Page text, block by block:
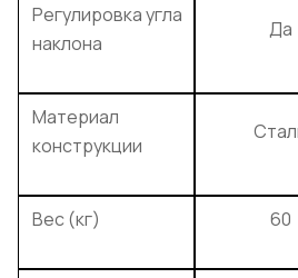
Регулировка угла
наклона
Да
Материал
конструкции
Вес (кг) 60